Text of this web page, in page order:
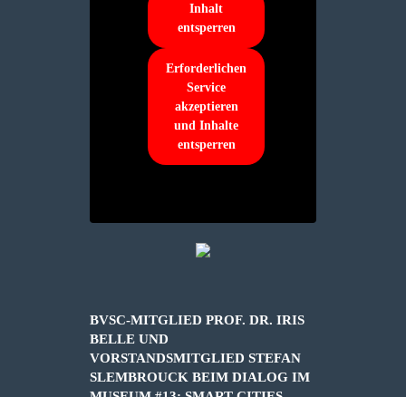
Inhalt
entsperren
Erforderlichen
Service
akzeptieren
und Inhalte
entsperren
BVSC-MITGLIED PROF. DR. IRIS
BELLE UND
VORSTANDSMITGLIED STEFAN
SLEMBROUCK BEIM DIALOG IM